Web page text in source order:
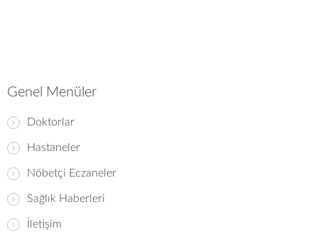
Genel Menüler
Doktorlar
Hastaneler
Nöbetçi Eczaneler
Sağlık Haberleri
İletişim